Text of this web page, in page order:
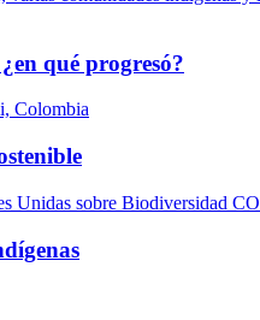
qué progresó?